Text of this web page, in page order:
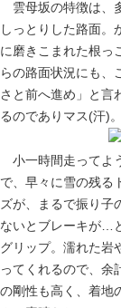
雲母坂の特徴は、
しっとりした路面。
に磨きこまれた根っ
らの路面状況にも、
さと前へ進め」と言
るのでありマス(汗)。
小一時間走ってよ
で、早々に雪の残る
ズが、まるで振り子
ないとブレーキが…
グリップ。濡れた岩
ってくれるので、余
の剛性も高く、着地